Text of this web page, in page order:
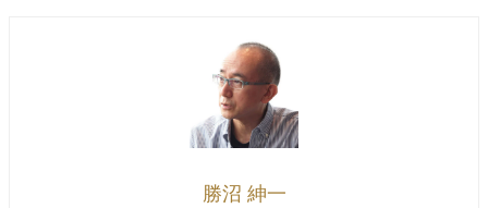
勝沼 紳一